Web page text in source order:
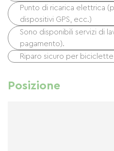
Punto di ricarica elettrica
dispositivi GPS, ecc.)
Sono disponibili servizi di
pagamento).
Riparo sicuro per biciclette
Posizione